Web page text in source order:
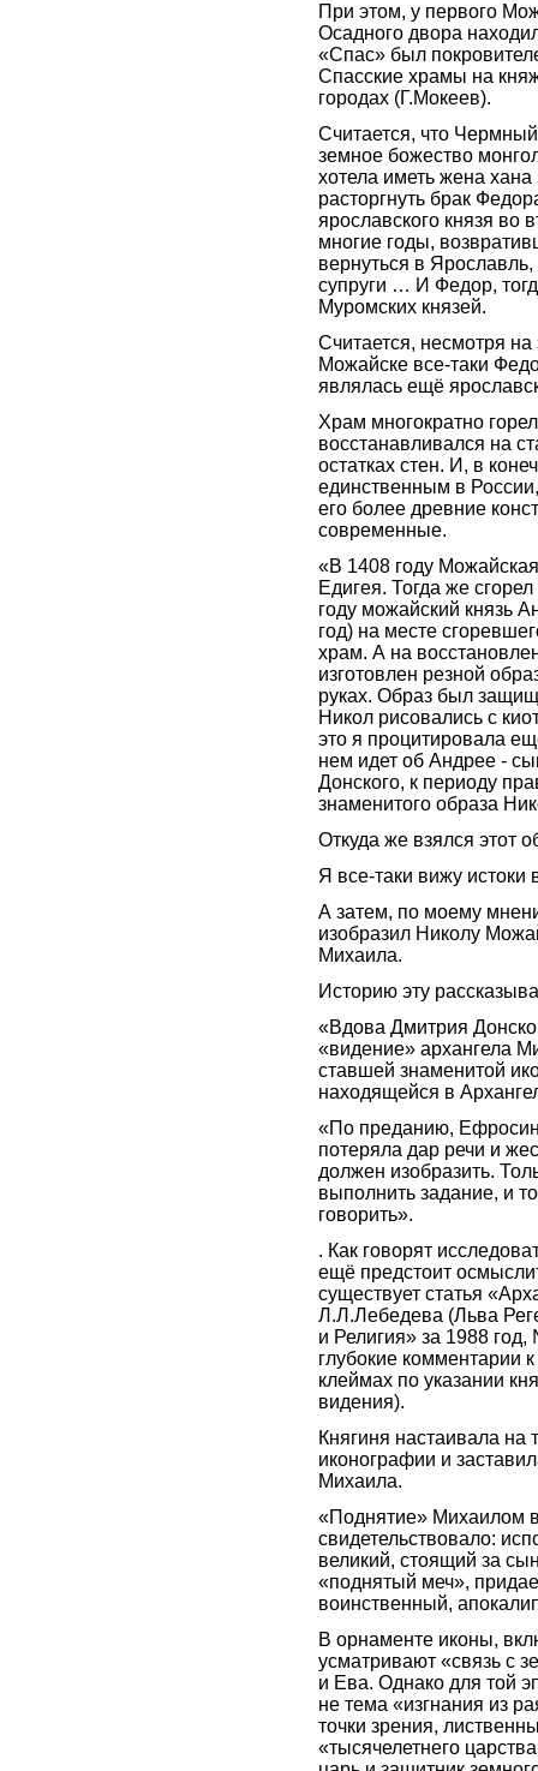
При этом, у первого
Осадного двора
«Спас» был
Спасские храмы на
городах (Г.Мокеев).
Считается, что
земное божество
хотела иметь жена
расторгнуть брак
ярославского князя во
многие годы,
вернуться в
супруги … И Федор,
Муромских князей.
Считается, несмотря
Можайске все-таки
являлась ещё
Храм многократно
восстанавливался на
остатках стен. И, в
единственным в
его более древние
современные.
«В 1408 году
Едигея. Тогда же
году можайский князь
год) на месте
храм. А на
изготовлен резной
руках. Образ был
Никол рисовались с
это я процитировала
нем идет об Андрее -
Донского, к периоду
знаменитого образа
Откуда же взялся этот
Я все-таки вижу
А затем, по моему
изобразил Николу
Михаила.
Историю эту
«Вдова Дмитрия
«видение» архангела
ставшей знаменитой
находящейся в
«По преданию,
потеряла дар речи и
должен изобразить.
выполнить задание, и
говорить».
. Как говорят
ещё предстоит
существует статья
Л.Л.Лебедева (Льва
и Религия» за 1988
глубокие комментарии
клеймах по указании
видения).
Княгиня настаивала на
иконографии и
Михаила.
«Поднятие» Михаилом
свидетельствовало:
великий, стоящий за
«поднятый меч»,
воинственный,
В орнаменте иконы,
усматривают «связь с
и Ева. Однако для той
не тема «изгнания из
точки зрения,
«тысячелетнего